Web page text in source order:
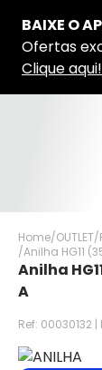
Home OUTLET
Anilha HG11
Anilha
A
Ref: 00030132